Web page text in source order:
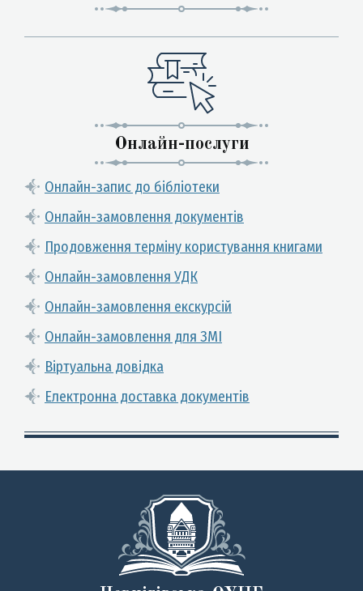
Онлайн-послуги
Онлайн-запис до бібліотеки
Онлайн-замовлення документів
Продовження терміну користування книгами
Онлайн-замовлення УДК
Онлайн-замовлення екскурсій
Онлайн-замовлення для ЗМІ
Віртуальна довідка
Електронна доставка документів